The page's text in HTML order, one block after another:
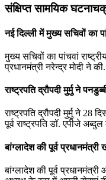
संक्षिप्त सामयिक
नई दिल्ली में मुख्‍य सचिवों का
मुख्‍य सचिवों का पांचवां
प्रधानमंत्री नरेन्‍द्र मोदी ने की.
राष्ट्रपति द्रौपदी मुर्मु ने
राष्ट्रपति द्रौपदी मुर्मु ने
पूर्व राष्ट्रपति डॉ. एपीजे
बांग्‍लादेश की पूर्व प्रधानमंत्री
बांग्‍लादेश की पूर्व प्रधानमंत्री